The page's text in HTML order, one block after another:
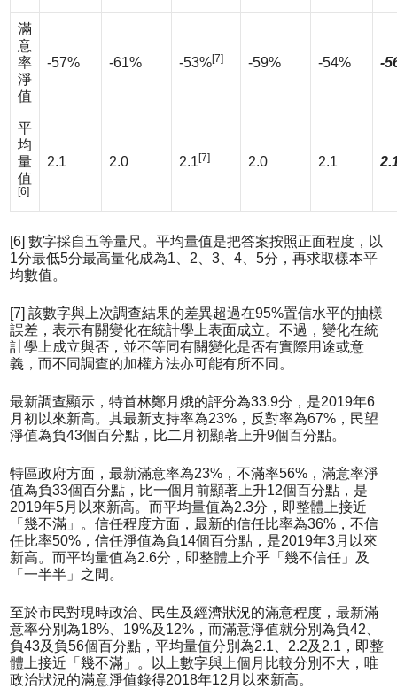
滿
意
率
淨
值
-57% -61% -53%[7] -59% -54% -
平
均
量
值
[6]
2.1 2.0 2.1 [7] 2.0 2.1
[6] 數字採自五等量尺。平均量值是把答案按照正面程度，以
1分最低5分最高量化成為1、2、3、4、5分，再求取樣本平
均數值。
[7] 該數字與上次調查結果的差異超過在95%置信水平的抽樣
誤差，表示有關變化在統計學上表面成立。不過，變化在統
計學上成立與否，並不等同有關變化是否有實際用途或意
義，而不同調查的加權方法亦可能有所不同。
最新調查顯示，特首林鄭月娥的評分為33.9分，是2019年6
月初以來新高。其最新支持率為23%，反對率為67%，民望
淨值為負43個百分點，比二月初顯著上升9個百分點。
特區政府方面，最新滿意率為23%，不滿率56%，滿意率淨
值為負33個百分點，比一個月前顯著上升12個百分點，是
2019年5月以來新高。而平均量值為2.3分，即整體上接近
「幾不滿」。信任程度方面，最新的信任比率為36%，不信
任比率50%，信任淨值為負14個百分點，是2019年3月以來
新高。而平均量值為2.6分，即整體上介乎「幾不信任」及
「一半半」之間。
至於市民對現時政治、民生及經濟狀況的滿意程度，最新滿
意率分別為18%、19%及12%，而滿意淨值就分別為負42、
負43及負56個百分點，平均量值分別為2.1、2.2及2.1，即整
體上接近「幾不滿」。以上數字與上個月比較分別不大，唯
政治狀況的滿意淨值錄得2018年12月以來新高。